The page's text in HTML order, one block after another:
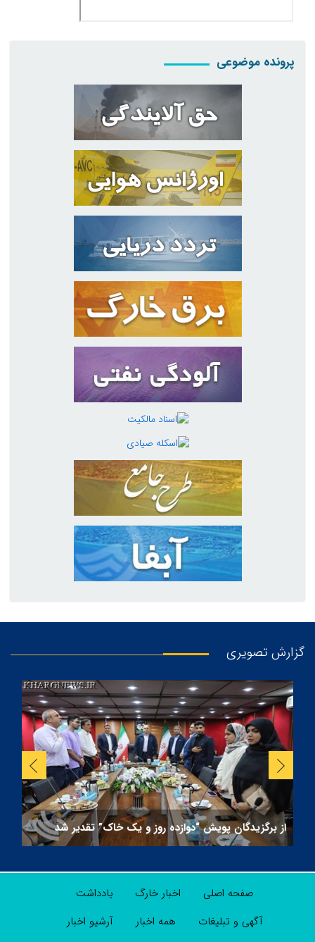
پرونده موضوعی
گزارش تصویری
از برگزیدگان پویش “دوازده روز و یک خاک” تقدیر شد
صفحه اصلی اخبار خارگ
یادداشت
آگهی و تبلیغات
همه اخبار
آرشیو اخبار